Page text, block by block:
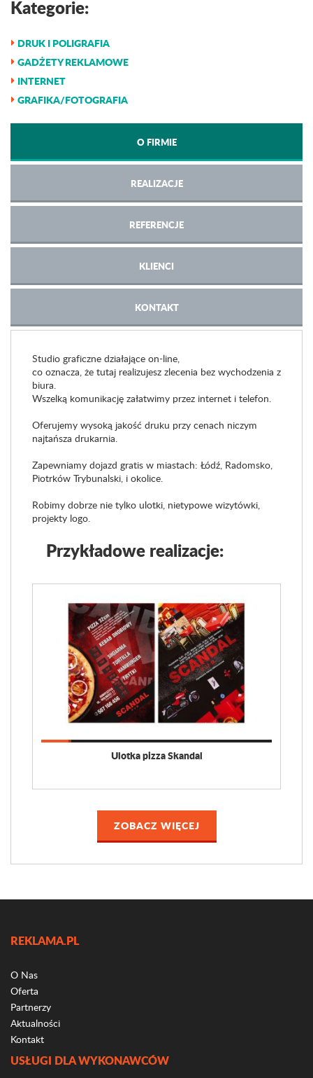
Kategorie:
DRUK I POLIGRAFIA
GADŻETY REKLAMOWE
INTERNET
GRAFIKA/FOTOGRAFIA
O FIRMIE
REALIZACJE
REFERENCJE
KLIENCI
KONTAKT
Studio graficzne działające on-line,
co oznacza, że tutaj realizujesz zlecenia bez wychodzenia z
biura.
Wszelką komunikację załatwimy przez internet i telefon.
Oferujemy wysoką jakość druku przy cenach niczym
najtańsza drukarnia.
Zapewniamy dojazd gratis w miastach: Łódź, Radomsko,
Piotrków Trybunalski, i okolice.
Robimy dobrze nie tylko ulotki, nietypowe wizytówki,
projekty logo.
Przykładowe realizacje:
Ulotka pizza Skandal
ZOBACZ WIĘCEJ
REKLAMA.PL
O Nas
Oferta
Partnerzy
Aktualności
Kontakt
USŁUGI DLA WYKONAWCÓW